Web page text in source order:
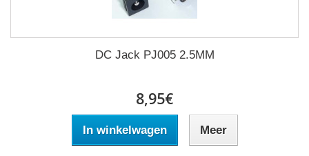
DC Jack PJ005 2.5MM
8,95€
In winkelwagen Meer